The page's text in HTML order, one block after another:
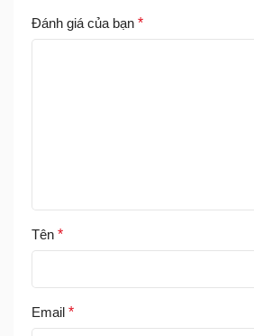
Đánh giá của bạn *
Tên *
Email *